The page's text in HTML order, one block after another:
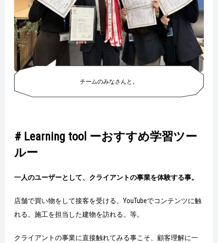
チームのみなさんと。
# Learning tool ーおすすめ学習ツー
ルー
一人のユーザーとして、クライアントの事業を体験する事。
店舗で買い物をして接客を受ける。YouTubeでコンテンツに触
れる。施工を担当した建物を訪れる。等。
クライアントの事業に直接触れてみる事こそ、顧客理解に一